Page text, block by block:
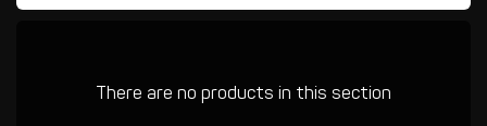
There are no products in this section